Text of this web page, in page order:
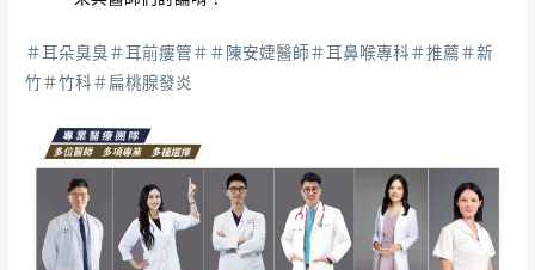
＃耳朵臭臭＃耳前瘻管＃＃陳安婕醫師＃耳鼻喉專科＃推薦＃新
竹＃竹科＃扁桃腺發炎